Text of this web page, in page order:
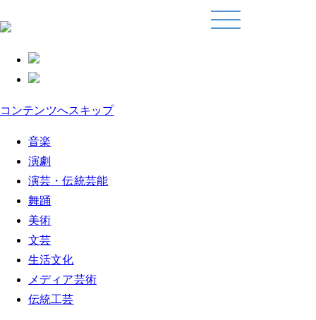
コンテンツへスキップ
音楽
演劇
演芸・伝統芸能
舞踊
美術
文芸
生活文化
メディア芸術
伝統工芸